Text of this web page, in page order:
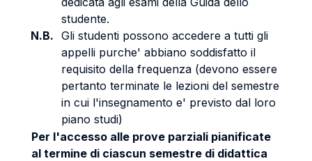
studente.
N.B. Gli studenti possono accedere a tutti gli
appelli purche' abbiano soddisfatto il
requisito della frequenza (devono essere
pertanto terminate le lezioni del semestre
in cui l'insegnamento e' previsto dal loro
piano studi)
Per l'accesso alle prove parziali pianificate
al termine di ciascun semestre di didattica